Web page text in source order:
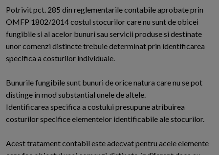
Potrivit pct. 285 din reglementarile contabile aprobate prin
OMFP 1802/2014 costul stocurilor care nu sunt de obicei
fungibile si al acelor bunuri sau servicii produse si destinate
unor comenzi distincte trebuie determinat prin identificarea
specifica a costurilor individuale.
Bunurile fungibile sunt bunuri de orice natura care nu se pot
distinge in mod substantial unele de altele.
Identificarea specifica a costului presupune atribuirea
costurilor specifice elementelor identificabile ale stocurilor.
Acest tratament contabil este adecvat pentru acele elemente